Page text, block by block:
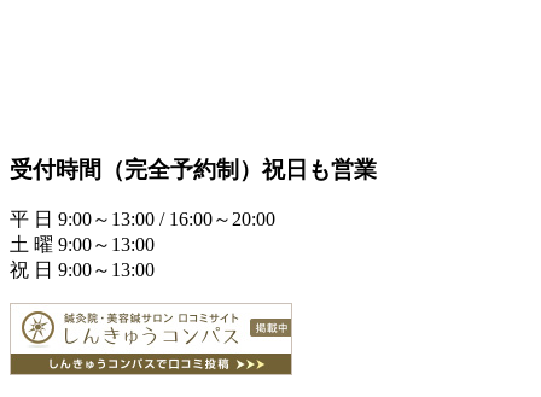
受付時間（完全予約制）祝日も営業
平 日 9:00～13:00 / 16:00～20:00
土 曜 9:00～13:00
祝 日 9:00～13:00